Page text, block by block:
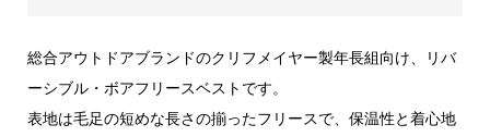
総合アウトドアブランドのクリフメイヤー製年長組向け、リバ
ーシブル・ボアフリースベストです。
表地は毛足の短めな長さの揃ったフリースで、保温性と着心地